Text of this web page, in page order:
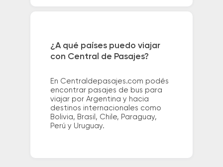
¿A qué países puedo viajar
con Central de Pasajes?
En Centraldepasajes.com podés
encontrar pasajes de bus para
viajar por Argentina y hacia
destinos internacionales como
Bolivia, Brasil, Chile, Paraguay,
Perú y Uruguay.